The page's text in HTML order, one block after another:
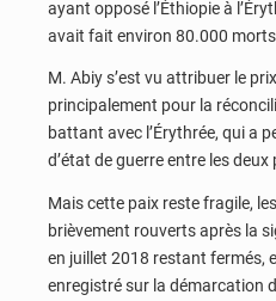
ayant opposé l’Éthiopie à
avait fait environ 80.000
M. Abiy s’est vu attribuer le
principalement pour la
battant avec l’Érythrée, qui a
d’état de guerre entre les deux
Mais cette paix reste fragile,
brièvement rouverts après la
en juillet 2018 restant fermés,
enregistré sur la démarcation